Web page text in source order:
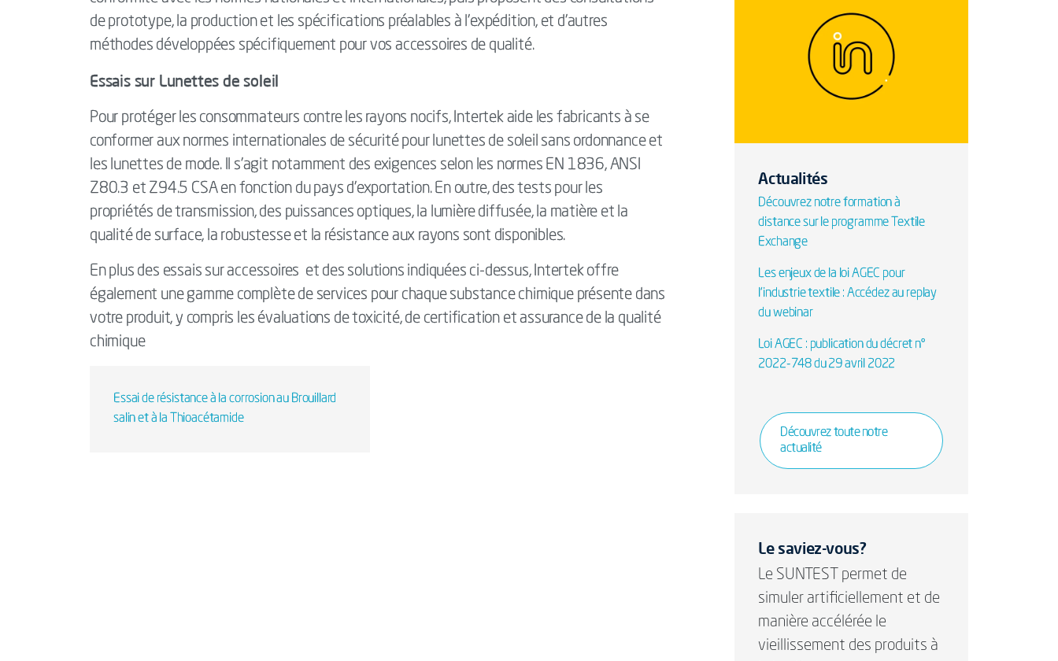
de prototype, la production et les spécifications préalables à l'expédition, et d'autres
méthodes développées spécifiquement pour vos accessoires de qualité.
Essais sur Lunettes de soleil
Pour protéger les consommateurs contre les rayons nocifs, Intertek aide les fabricants à se
conformer aux normes internationales de sécurité pour lunettes de soleil sans ordonnance et
les lunettes de mode. Il s'agit notamment des exigences selon les normes EN 1836, ANSI
Z80.3 et Z94.5 CSA en fonction du pays d'exportation. En outre, des tests pour les
propriétés de transmission, des puissances optiques, la lumière diffusée, la matière et la
qualité de surface, la robustesse et la résistance aux rayons sont disponibles.
En plus des essais sur accessoires et des solutions indiquées ci-dessus, Intertek offre
également une gamme complète de services pour chaque substance chimique présente dans
votre produit, y compris les évaluations de toxicité, de certification et assurance de la qualité
chimique
Essai de résistance à la corrosion au Brouillard
salin et à la Thioacétamide
Actualités
Découvrez notre formation à
distance sur le programme Textile
Exchange
Les enjeux de la loi AGEC pour
l'industrie textile : Accédez au replay
du webinar
Loi AGEC : publication du décret n°
2022-748 du 29 avril 2022
Découvrez toute notre
actualité
Le saviez-vous?
Le SUNTEST permet de
simuler artificiellement et de
manière accélérée le
vieillissement des produits à